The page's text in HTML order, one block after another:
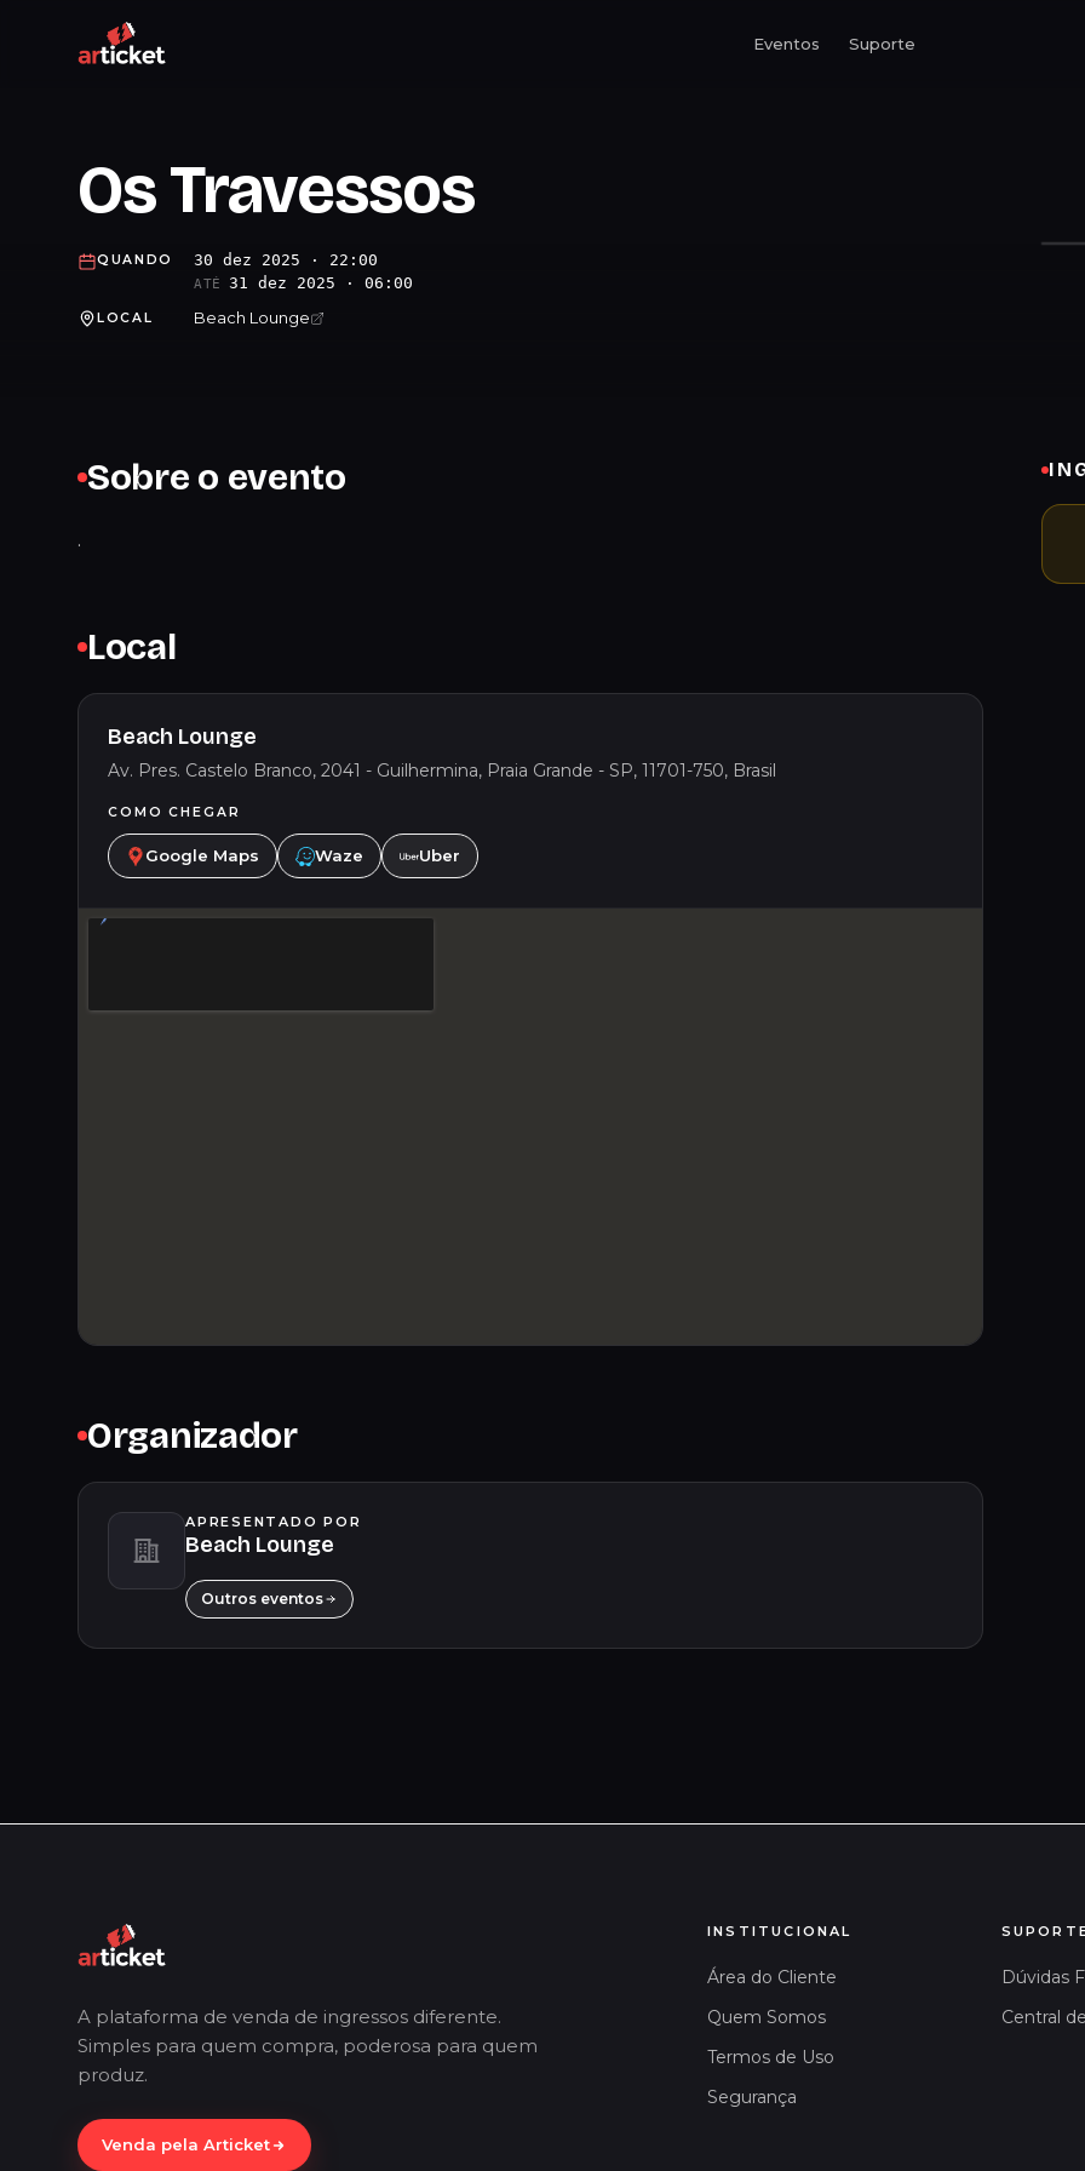
Eventos Suporte
Os Travessos
QUANDO 30 dez 2025 · 22:00
ATÉ 31 dez 2025 · 06:00
LOCAL Beach Lounge
Sobre o evento
.
Local
Beach Lounge
Av. Pres. Castelo Branco, 2041 - Guilhermina, Praia Grande - SP, 11701-750, Brasil
COMO CHEGAR
Google Maps Waze Uber
Organizador
APRESENTADO POR
Beach Lounge
Outros eventos
A plataforma de venda de ingressos diferente.
Simples para quem compra, poderosa para quem
produz.
Venda pela Articket
INSTITUCIONAL
Área do Cliente
Quem Somos
Termos de Uso
Segurança
Dúvidas
Central